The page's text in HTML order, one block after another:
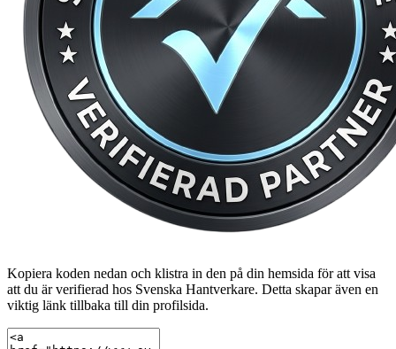
Kopiera koden nedan och klistra in den på din hemsida för att visa
att du är verifierad hos Svenska Hantverkare. Detta skapar även en
viktig länk tillbaka till din profilsida.